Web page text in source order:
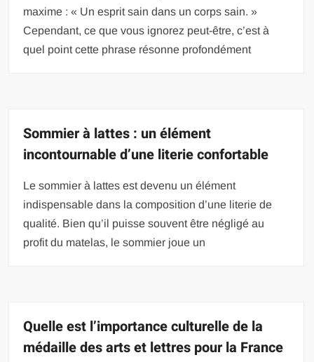
maxime : « Un esprit sain dans un corps sain. »
Cependant, ce que vous ignorez peut-être, c’est à
quel point cette phrase résonne profondément
Sommier à lattes : un élément
incontournable d’une literie confortable
Le sommier à lattes est devenu un élément
indispensable dans la composition d’une literie de
qualité. Bien qu’il puisse souvent être négligé au
profit du matelas, le sommier joue un
Quelle est l’importance culturelle de la
médaille des arts et lettres pour la France